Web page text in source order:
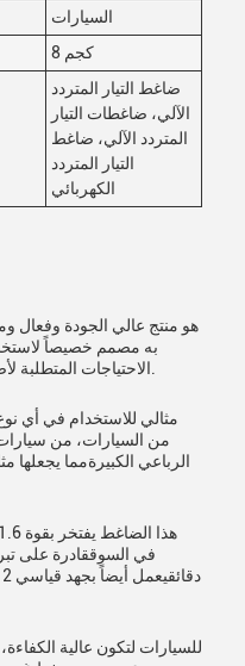
السيارات
8 كجم
ضاغط التيار المتردد
الآلي، ضاغطات التيار
المتردد الآلي، ضاغط
التيار المتردد
الكهربائي
به مصمم خصيصاً
من السيارات، من
الرباعي الكبيرةمما يجعلها
في السوققادرة على